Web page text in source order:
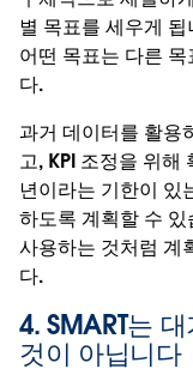
별 목표를 세우게
어떤 목표는 다른
다.
과거 데이터를 활용
고, KPI 조정을 위해
년이라는 기한이 있
하도록 계획할 수
사용하는 것처럼 계
다.
4. SMART는
것이 아닙니다